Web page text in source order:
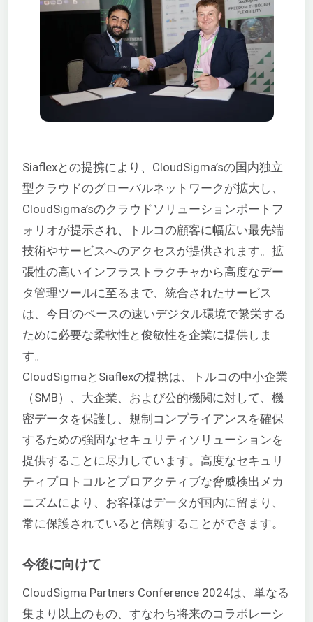
Siaflexとの提携により、CloudSigma’sの国内独立
型クラウドのグローバルネットワークが拡大し、
CloudSigma’sのクラウドソリューションポートフ
ォリオが提示され、トルコの顧客に幅広い最先端
技術やサービスへのアクセスが提供されます。拡
張性の高いインフラストラクチャから高度なデー
タ管理ツールに至るまで、統合されたサービス
は、今日’のペースの速いデジタル環境で繁栄する
ために必要な柔軟性と俊敏性を企業に提供しま
す。
CloudSigmaとSiaflexの提携は、トルコの中小企業
（SMB）、大企業、および公的機関に対して、機
密データを保護し、規制コンプライアンスを確保
するための強固なセキュリティソリューションを
提供することに尽力しています。高度なセキュリ
ティプロトコルとプロアクティブな脅威検出メカ
ニズムにより、お客様はデータが国内に留まり、
常に保護されていると信頼することができます。
今後に向けて
CloudSigma Partners Conference 2024は、単なる
集まり以上のもの、すなわち将来のコラボレーシ